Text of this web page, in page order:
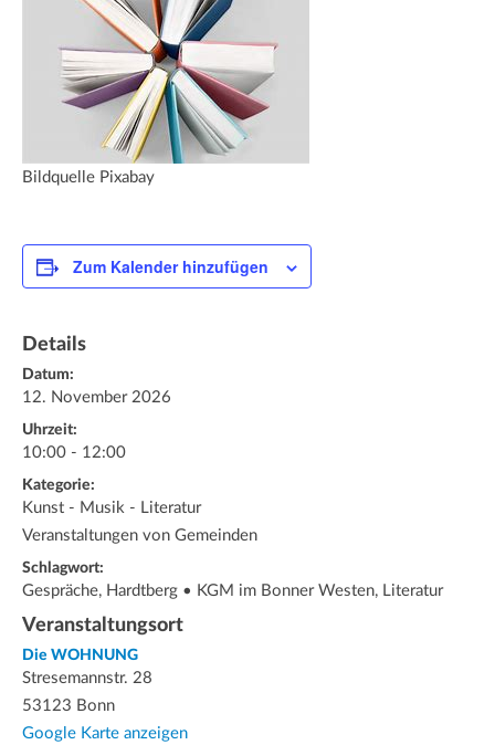
Bildquelle Pixabay
Zum Kalender hinzufügen
Details
Datum:
12. November 2026
Uhrzeit:
10:00 - 12:00
Kategorie:
Kunst - Musik - Literatur
Veranstaltungen von Gemeinden
Schlagwort:
Gespräche, Hardtberg • KGM im Bonner Westen, Literatur
Veranstaltungsort
Die WOHNUNG
Stresemannstr. 28
53123 Bonn
Google Karte anzeigen